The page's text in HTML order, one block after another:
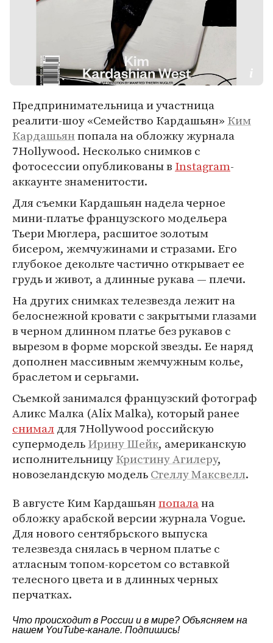
Предпринимательница и участница
реалити-шоу «Семейство Кардашьян» Ким
Кардашьянпопала на обложку журнала
7Hollywood. Несколько снимков с
фотосессии опубликованы в Instagram-
аккаунте знаменитости.
Для съемки Кардашьян надела черное
мини-платье французского модельера
Тьери Мюглера, расшитое золотым
бисером, жемчужинами и стразами. Его
глубокое декольте частично открывает ее
грудь и живот, а длинные рукава — плечи.
На других снимках телезвезда лежит на
белоснежной кровати с закрытыми глазами
в черном длинном платье без рукавов с
вырезом в форме морской звезды. Ее наряд
дополнен массивным жемчужным колье,
браслетом и серьгами.
Съемкой занимался французский фотограф
Аликс Малка (Alix Malka), который ранее
снималдля 7Hollywood российскую
супермодельИрину Шейк, американскую
исполнительницуКристину Агилеру,
новозеландскую модельСтеллу Максвелл.
В августе Ким Кардашьянпопалана
обложку арабской версии журнала Vogue.
Для нового сентябрьского выпуска
телезвезда снялась в черном платье с
атласным топом-корсетом cо вставкой
телесного цвета и в длинных черных
перчатках.
Что происходит в России и в мире? Объясняем на
нашем YouTube-канале. Подпишись!